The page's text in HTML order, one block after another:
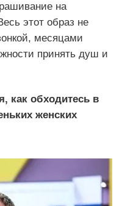
на
этот образ не
месяцами
принять душ и
как обходитесь в
женских